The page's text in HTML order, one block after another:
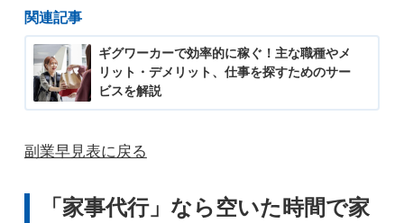
関連記事
ギグワーカーで効率的に稼ぐ！主な職種やメ
リット・デメリット、仕事を探すためのサー
ビスを解説
副業早見表に戻る
「家事代行」なら空いた時間で家